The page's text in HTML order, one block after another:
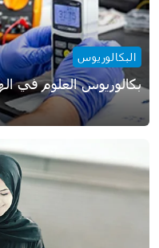
البكالوريوس
بكالوريوس العلوم في